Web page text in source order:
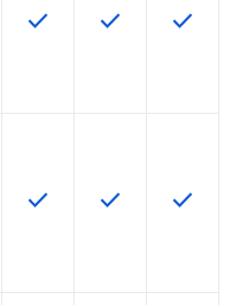
está disponible en
Esta función está
check Esta función
check Esta
check
no está disponible en
Esta función está
check Esta función
check Esta
check